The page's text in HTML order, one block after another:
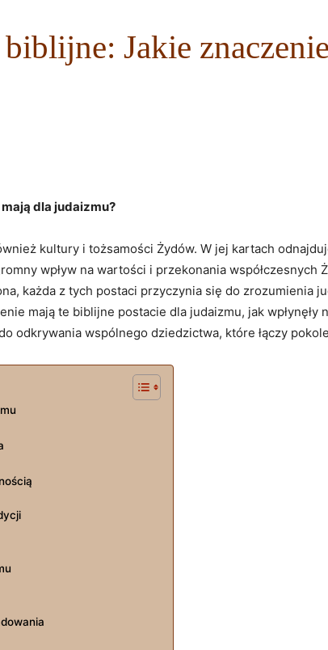
Jakie
dla judaizmu?
kultury i tożsamości Żydów. W jej kartach
wpływ na wartości i przekonania współczesnych
każda z tych postaci przyczynia się do zrozumienia
mają te biblijne postacie dla judaizmu, jak
odkrywania wspólnego dziedzictwa, które łączy